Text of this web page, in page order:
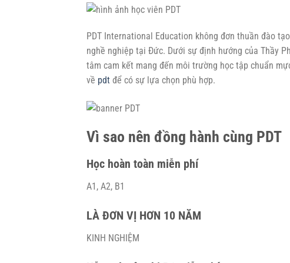
PDT International Education không đơn thuần đào
nghề nghiệp tại Đức. Dưới sự định hướng của Thầy
tâm cam kết mang đến môi trường học tập chuẩn
về pdt để có sự lựa chọn phù hợp.
Vì sao nên đồng hành cùng PDT
Học hoàn toàn miễn phí
A1, A2, B1
LÀ ĐƠN VỊ HƠN 10 NĂM
KINH NGHIỆM